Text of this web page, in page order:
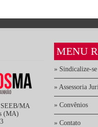
SEEB/MA
(MA)
MENU
» Sindicalize-se
» Assessoria
» Convênios
» Contato